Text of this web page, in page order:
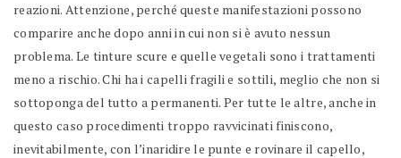
reazioni. Attenzione, perché queste manifestazioni possono
comparire anche dopo anni in cui non si è avuto nessun
problema. Le tinture scure e quelle vegetali sono i trattamenti
meno a rischio. Chi ha i capelli fragili e sottili, meglio che non si
sottoponga del tutto a permanenti. Per tutte le altre, anche in
questo caso procedimenti troppo ravvicinati finiscono,
inevitabilmente, con l’inaridire le punte e rovinare il capello,